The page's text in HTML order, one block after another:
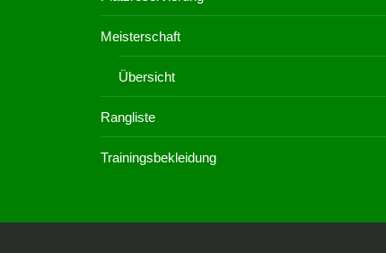
Meisterschaft
Übersicht
Rangliste
Trainingsbekleidung